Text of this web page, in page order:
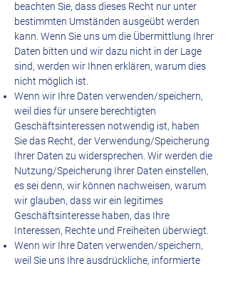
beachten Sie, dass dieses Recht nur unter
bestimmten Umständen ausgeübt werden
kann. Wenn Sie uns um die Übermittlung Ihrer
Daten bitten und wir dazu nicht in der Lage
sind, werden wir Ihnen erklären, warum dies
nicht möglich ist.
Wenn wir Ihre Daten verwenden/speichern,
weil dies für unsere berechtigten
Geschäftsinteressen notwendig ist, haben
Sie das Recht, der Verwendung/Speicherung
Ihrer Daten zu widersprechen. Wir werden die
Nutzung/Speicherung Ihrer Daten einstellen,
es sei denn, wir können nachweisen, warum
wir glauben, dass wir ein legitimes
Geschäftsinteresse haben, das Ihre
Interessen, Rechte und Freiheiten überwiegt.
Wenn wir Ihre Daten verwenden/speichern,
weil Sie uns Ihre ausdrückliche, informierte